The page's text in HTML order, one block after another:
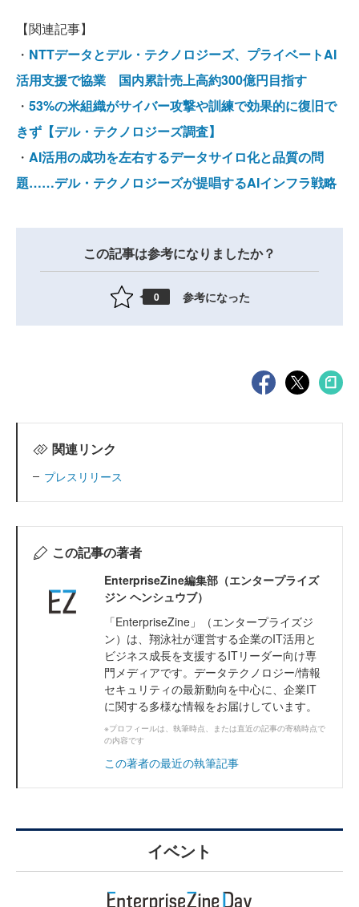
【関連記事】
・ NTTデータとデル・テクノロジーズ、プライベートAI
活用支援で協業 国内累計売上高約300億円目指す
・ 53%の米組織がサイバー攻撃や訓練で効果的に復旧で
きず【デル・テクノロジーズ調査】
・ AI活用の成功を左右するデータサイロ化と品質の問
題……デル・テクノロジーズが提唱するAIインフラ戦略
この記事は参考になりましたか？
0 参考になった
関連リンク
プレスリリース
この記事の著者
EnterpriseZine編集部（エンタープライズ
ジン ヘンシュウブ）
「EnterpriseZine」（エンタープライズジ
ン）は、翔泳社が運営する企業のIT活用と
ビジネス成長を支援するITリーダー向け専
門メディアです。データテクノロジー/情報
セキュリティの最新動向を中心に、企業IT
に関する多様な情報をお届けしています。
※プロフィールは、執筆時点、または直近の記事の寄稿時点で
の内容です
この著者の最近の執筆記事
イベント